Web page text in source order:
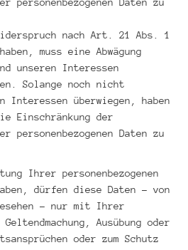
nach Art. 21 Abs. 1
muss eine Abwägung
unseren Interessen
Solange noch nicht
Interessen überwiegen, haben
Einschränkung der
personenbezogenen Daten zu
Ihrer personenbezogenen
dürfen diese Daten – von
– nur mit Ihrer
Ausübung oder
oder zum Schutz